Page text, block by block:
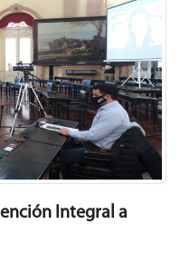
Integral a